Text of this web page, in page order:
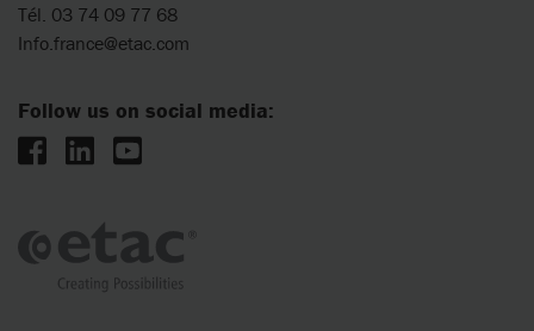
Tél. 03 74 09 77 68
Info.france@etac.com
Follow us on social media: